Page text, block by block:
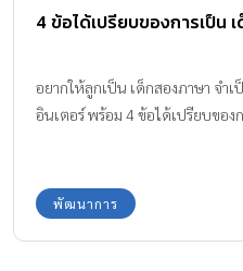
4 ข้อได้เปรียบของการเป็น
อยากให้ลูกเป็น เด็กสองภาษา จำเ
อินเตอร์ พร้อม 4 ข้อได้เปรียบของ
พัฒนาการ